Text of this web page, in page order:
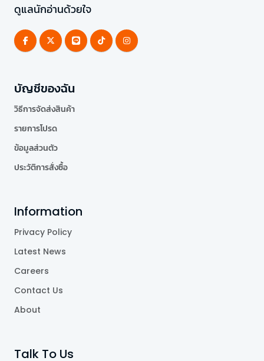
ดูแลนักอ่านด้วยใจ
บัญชีของฉัน
วิธีการจัดส่งสินค้า
รายการโปรด
ข้อมูลส่วนตัว
ประวัติการสั่งซื้อ
Information
Privacy Policy
Latest News
Careers
Contact Us
About
Talk To Us